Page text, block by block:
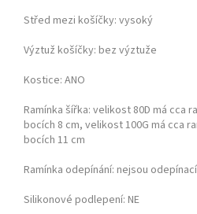
Střed mezi košíčky: vysoký
Výztuž košíčky: bez výztuže
Kostice: ANO
Ramínka šířka: velikost 80D má cca
bocích 8 cm, velikost 100G má cca
bocích 11 cm
Ramínka odepínání: nejsou odepínací
Silikonové podlepení: NE